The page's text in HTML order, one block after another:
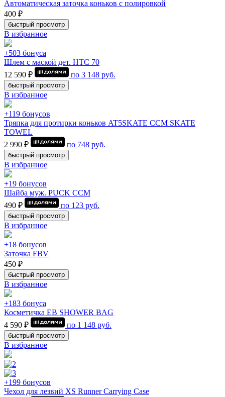
Автоматическая заточка коньков с полировкой
400 ₽
быстрый просмотр
В избранное
+503 бонуса
Шлем с маской дет. HTC 70
12 590 ₽
по 3 148 руб.
быстрый просмотр
В избранное
+119 бонусов
Тряпка для протирки коньков AT5SKATE CCM SKATE
TOWEL
2 990 ₽
по 748 руб.
быстрый просмотр
В избранное
+19 бонусов
Шайба муж. PUCK CCM
490 ₽
по 123 руб.
быстрый просмотр
В избранное
+18 бонусов
Заточка FBV
450 ₽
быстрый просмотр
В избранное
+183 бонуса
Косметичка EB SHOWER BAG
4 590 ₽
по 1 148 руб.
быстрый просмотр
В избранное
+199 бонусов
Чехол для лезвий XS Runner Carrying Case